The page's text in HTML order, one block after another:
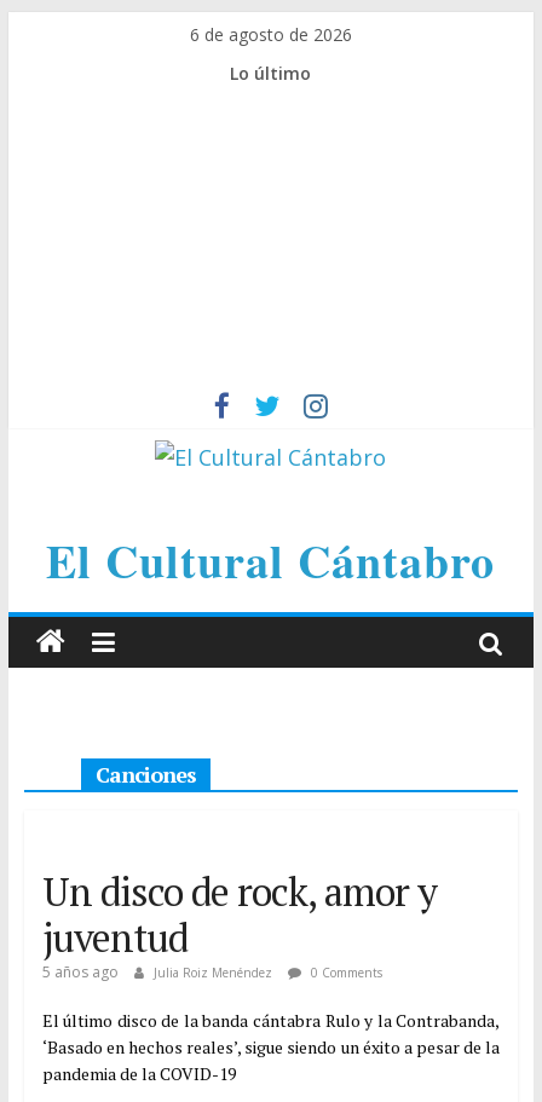
6 de agosto de 2026
Lo último
El Cultural Cántabro
Canciones
Un disco de rock, amor y
juventud
5 años ago Julia Roiz Menéndez 0 Comments
El último disco de la banda cántabra Rulo y la Contrabanda,
‘Basado en hechos reales’, sigue siendo un éxito a pesar de la
pandemia de la COVID-19